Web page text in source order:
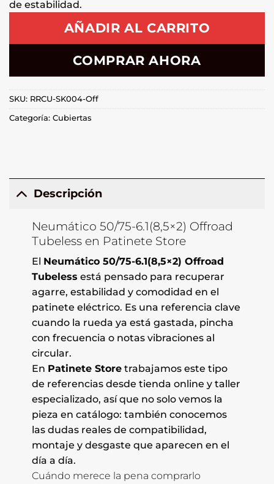
de estabilidad.
AÑADIR AL CARRITO
COMPRAR AHORA
SKU: RRCU-SK004-Off
Categoría: Cubiertas
Descripción
Neumático 50/75-6.1(8,5×2) Offroad
Tubeless en Patinete Store
El Neumático 50/75-6.1(8,5×2) Offroad
Tubeless está pensado para recuperar
agarre, estabilidad y comodidad en el
patinete eléctrico. Es una referencia clave
cuando la rueda ya está gastada, pincha
con frecuencia o notas vibraciones al
circular.
En Patinete Storetrabajamos este tipo
de referencias desde tienda online y taller
especializado, así que no solo vemos la
pieza en catálogo: también conocemos
las dudas reales de compatibilidad,
montaje y desgaste que aparecen en el
día a día.
Cuándo merece la pena comprarlo